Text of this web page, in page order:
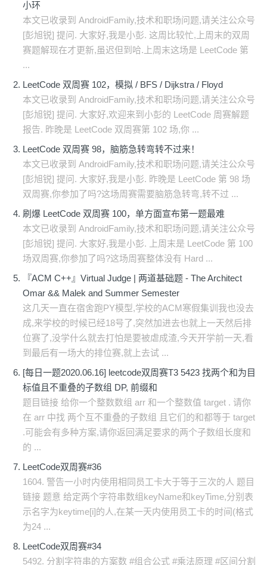
小环
本文已收录到 AndroidFamily,技术和职场问题,请关注公众号
[彭旭锐] 提问. 大家好,我是小彭. 这周比较忙,上周末的双周
赛题解现在才更新,虽迟但到哈.上周末这场是 LeetCode 第
...
LeetCode 双周赛 102，模拟 / BFS / Dijkstra / Floyd
本文已收录到 AndroidFamily,技术和职场问题,请关注公众号
[彭旭锐] 提问. 大家好,欢迎来到小彭的 LeetCode 周赛解题
报告. 昨晚是 LeetCode 双周赛第 102 场,你 ...
LeetCode 双周赛 98，脑筋急转弯转不过来！
本文已收录到 AndroidFamily,技术和职场问题,请关注公众号
[彭旭锐] 提问. 大家好,我是小彭. 昨晚是 LeetCode 第 98 场
双周赛,你参加了吗?这场周赛需要脑筋急转弯,转不过 ...
刷爆 LeetCode 双周赛 100，单方面宣布第一题最难
本文已收录到 AndroidFamily,技术和职场问题,请关注公众号
[彭旭锐] 提问. 大家好,我是小彭. 上周末是 LeetCode 第 100
场双周赛,你参加了吗?这场周赛整体没有 Hard ...
『ACM C++』Virtual Judge | 两道基础题 - The Architect
Omar && Malek and Summer Semester
这几天一直在宿舍跑PY模型,学校的ACM寒假集训我也没去
成,来学校的时候已经18号了,突然加进去也就上一天然后排
位赛了,没学什么就去打怕是要被虐成渣,今天开学前一天,看
到最后有一场大的排位赛,就上去试 ...
[每日一题2020.06.16] leetcode双周赛T3 5423 找两个和为目
标值且不重叠的子数组 DP, 前缀和
题目链接 给你一个整数数组 arr 和一个整数值 target . 请你
在 arr 中找 两个互不重叠的子数组 且它们的和都等于 target
.可能会有多种方案,请你返回满足要求的两个子数组长度和
的 ...
LeetCode双周赛#36
1604. 警告一小时内使用相同员工卡大于等于三次的人 题目
链接 题意 给定两个字符串数组keyName和keyTime,分别表
示名字为keytime[i]的人,在某一天内使用员工卡的时间(格式
为24 ...
LeetCode双周赛#34
5492. 分割字符串的方案数 #组合公式 #乘法原理 #区间分割